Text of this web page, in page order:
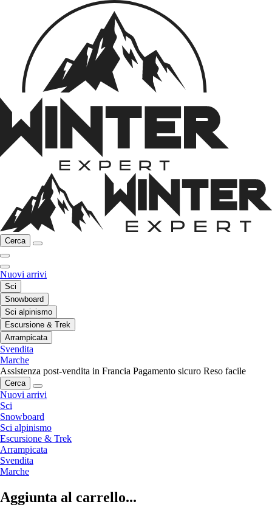
Cerca
Nuovi arrivi
Sci
Snowboard
Sci alpinismo
Escursione & Trek
Arrampicata
Svendita
Marche
Assistenza post-vendita in Francia Pagamento sicuro Reso facile
Cerca
Nuovi arrivi
Sci
Snowboard
Sci alpinismo
Escursione & Trek
Arrampicata
Svendita
Marche
Aggiunta al carrello...